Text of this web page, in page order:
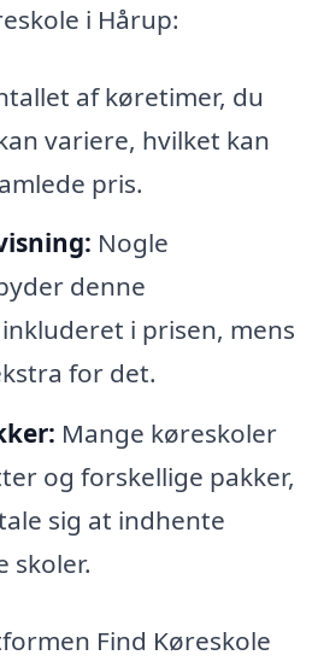
i Hårup:
af køretimer, du
variere, hvilket kan
pris.
Nogle
denne
i prisen, mens
for det.
Mange køreskoler
og forskellige pakker,
sig at indhente
skoler.
Find Køreskole